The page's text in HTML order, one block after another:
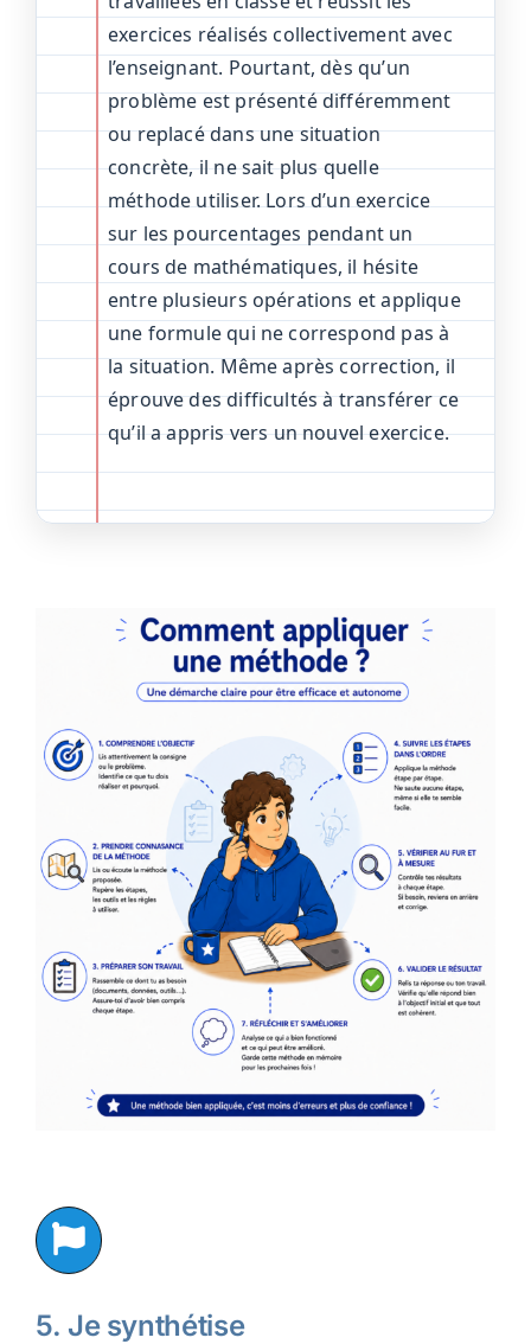
exercices réalisés collectivement avec
l’enseignant. Pourtant, dès qu’un
problème est présenté différemment
ou replacé dans une situation
concrète, il ne sait plus quelle
méthode utiliser. Lors d’un exercice
sur les pourcentages pendant un
cours de mathématiques, il hésite
entre plusieurs opérations et applique
une formule qui ne correspond pas à
la situation. Même après correction, il
éprouve des difficultés à transférer ce
qu’il a appris vers un nouvel exercice.
5. Je synthétise